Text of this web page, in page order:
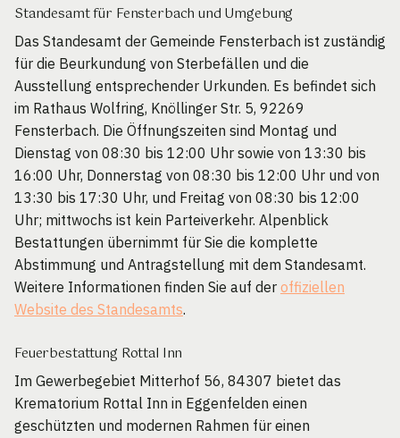
Standesamt für Fensterbach und Umgebung
Das Standesamt der Gemeinde Fensterbach ist zuständig
für die Beurkundung von Sterbefällen und die
Ausstellung entsprechender Urkunden. Es befindet sich
im Rathaus Wolfring, Knöllinger Str. 5, 92269
Fensterbach. Die Öffnungszeiten sind Montag und
Dienstag von 08:30 bis 12:00 Uhr sowie von 13:30 bis
16:00 Uhr, Donnerstag von 08:30 bis 12:00 Uhr und von
13:30 bis 17:30 Uhr, und Freitag von 08:30 bis 12:00
Uhr; mittwochs ist kein Parteiverkehr. Alpenblick
Bestattungen übernimmt für Sie die komplette
Abstimmung und Antragstellung mit dem Standesamt.
Weitere Informationen finden Sie auf der offiziellen
Website des Standesamts.
Feuerbestattung Rottal Inn
Im Gewerbegebiet Mitterhof 56, 84307 bietet das
Krematorium Rottal Inn in Eggenfelden einen
geschützten und modernen Rahmen für einen